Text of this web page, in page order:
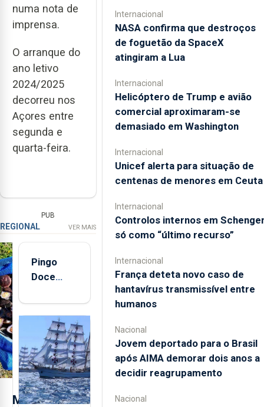
numa nota de
imprensa.
O arranque do
ano letivo
2024/2025
decorreu nos
Açores entre
segunda e
quarta-feira.
PUB
REGIONAL VER MAIS
M
Pingo
Doce
quinta-
feira nova
loja em
São
Sebastião
e cria 30
postos de
Internacional
NASA confirma que destroços
de foguetão da SpaceX
atingiram a Lua
Internacional
Helicóptero de Trump e avião
comercial aproximaram-se
demasiado em Washington
Internacional
Unicef alerta para situação de
centenas de menores em Ceuta
Internacional
Controlos internos em
só como “último recurso”
Internacional
França deteta novo caso de
hantavírus transmissível entre
humanos
Nacional
Jovem deportado para o Brasil
após AIMA demorar dois anos a
decidir reagrupamento
Nacional